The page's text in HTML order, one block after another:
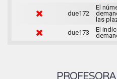
due172
El
las
due173
El